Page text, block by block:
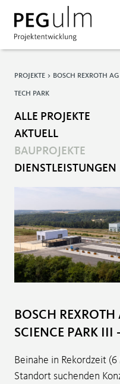
PROJEKTE > BOSCH REXROTH
TECH PARK
ALLE PROJEKTE
AKTUELL
BAUPROJEKTE
DIENSTLEISTUNGEN
BOSCH
SCIENCE PARK III
Beinahe in Rekordzeit
Standort suchenden